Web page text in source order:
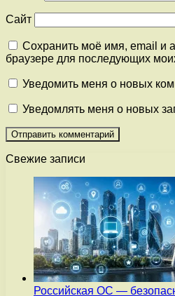
Сайт
Сохранить моё имя, email и
браузере для последующих
Уведомить меня о новых
Уведомлять меня о новых
Свежие записи
Российская ОС —